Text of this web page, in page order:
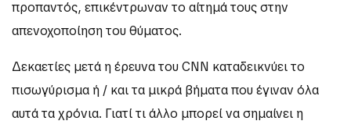
προπαντός, επικέντρωναν το αίτημά τους στην
απενοχοποίηση του θύματος.
Δεκαετίες μετά η έρευνα του CNN καταδεικνύει το
πισωγύρισμα ή / και τα μικρά βήματα που έγιναν όλα
αυτά τα χρόνια. Γιατί τι άλλο μπορεί να σημαίνει η